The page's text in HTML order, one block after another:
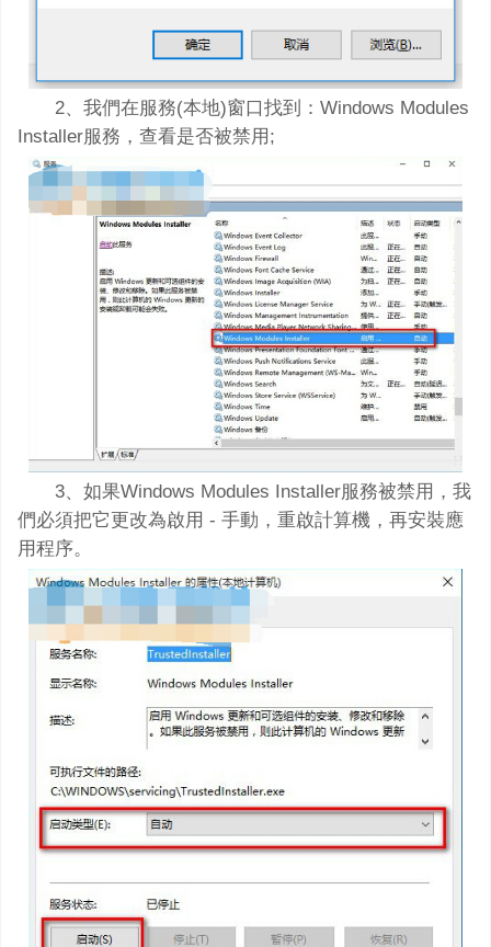
2、我們在服務(本地)窗口找到：Windows Modules
Installer服務，查看是否被禁用;
3、如果Windows Modules Installer服務被禁用，我
們必須把它更改為啟用 - 手動，重啟計算機，再安裝應
用程序。